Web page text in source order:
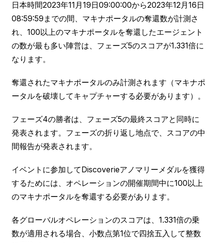
日本時間2023年11月19日09:00:00から2023年12月16日
08:59:59までの間、マキナポータルの奪還数が計測さ
れ、100以上のマキナポータルを奪還したエージェント
の数が最も多い陣営は、フェーズ5のスコアが1.331倍に
なります。
奪還されたマキナポータルのみ計測されます（マキナポ
ータルを破壊してキャプチャーする必要があります）。
フェーズ4の勝者は、フェーズ5の最終スコアと同時に
発表されます。フェーズの折り返し地点で、スコアの中
間報告が発表されます。
イベントに参加してDiscoverieアノマリーメダルを獲得
するためには、オペレーションの開催期間中に100以上
のマキナポータルを奪還する必要があります。
各グローバルオペレーションのスコアは、1.331倍の乗
数が適用される場合、小数点第1位で四捨五入して整数